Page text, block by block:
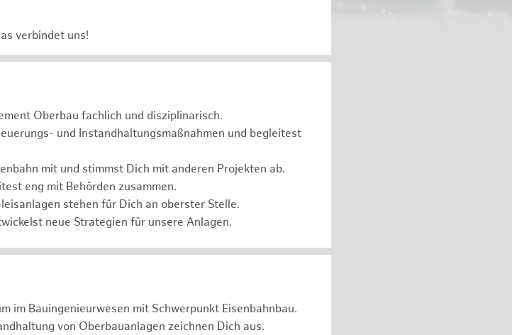
verbindet uns!
Oberbau fachlich und disziplinarisch.
und Instandhaltungsmaßnahmen und begleitest
mit und stimmst Dich mit anderen Projekten ab.
eng mit Behörden zusammen.
stehen für Dich an oberster Stelle.
neue Strategien für unsere Anlagen.
im Bauingenieurwesen mit Schwerpunkt Eisenbahnbau.
von Oberbauanlagen zeichnen Dich aus.